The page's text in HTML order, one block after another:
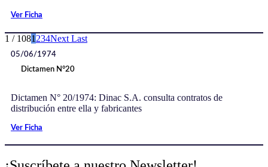
Ver Ficha
1 / 1081 234Next Last
05/06/1974
Dictamen N°20
Dictamen N° 20/1974: Dinac S.A. consulta contratos de
distribución entre ella y fabricantes
Ver Ficha